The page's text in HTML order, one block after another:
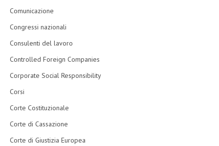
Comunicazione
Congressi nazionali
Consulenti del lavoro
Controlled Foreign Companies
Corporate Social Responsibility
Corsi
Corte Costituzionale
Corte di Cassazione
Corte di Giustizia Europea